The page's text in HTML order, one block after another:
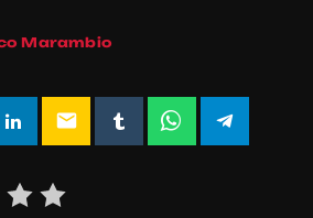
Marambio
email